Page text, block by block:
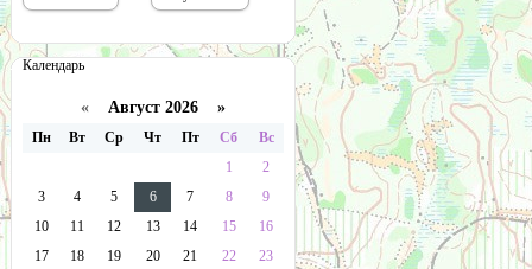
Календарь
« Август 2026 »
Пн Вт Ср Чт Пт Сб
Вс
1
2
3
4 5 6 7 8
9
10
11 12 13 14 15
16
17
18 19 20 21 22
23